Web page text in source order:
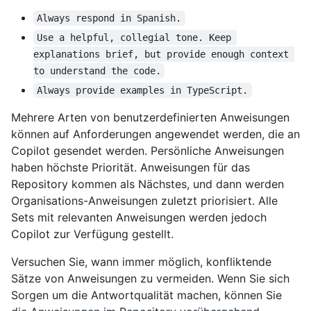
Always respond in Spanish.
Use a helpful, collegial tone. Keep
explanations brief, but provide enough context
to understand the code.
Always provide examples in TypeScript.
Mehrere Arten von benutzerdefinierten Anweisungen
können auf Anforderungen angewendet werden, die an
Copilot gesendet werden. Persönliche Anweisungen
haben höchste Priorität. Anweisungen für das
Repository kommen als Nächstes, und dann werden
Organisations-Anweisungen zuletzt priorisiert. Alle
Sets mit relevanten Anweisungen werden jedoch
Copilot zur Verfügung gestellt.
Versuchen Sie, wann immer möglich, konfliktende
Sätze von Anweisungen zu vermeiden. Wenn Sie sich
Sorgen um die Antwortqualität machen, können Sie